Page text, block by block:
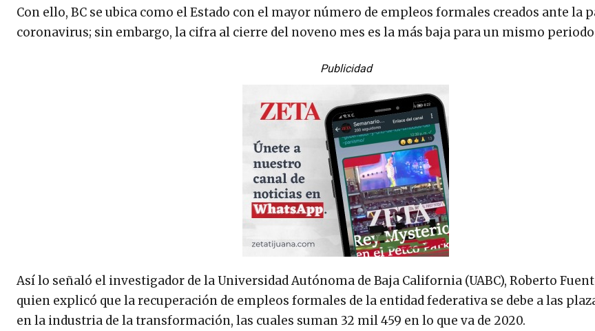
Con ello, BC se ubica como el Estado con el mayor número de empleos formales creados ante la
coronavirus; sin embargo, la cifra al cierre del noveno mes es la más baja para un mismo periodo
Publicidad
Así lo señaló el investigador de la Universidad Autónoma de Baja California (UABC), Roberto
quien explicó que la recuperación de empleos formales de la entidad federativa se debe a las
en la industria de la transformación, las cuales suman 32 mil 459 en lo que va de 2020.